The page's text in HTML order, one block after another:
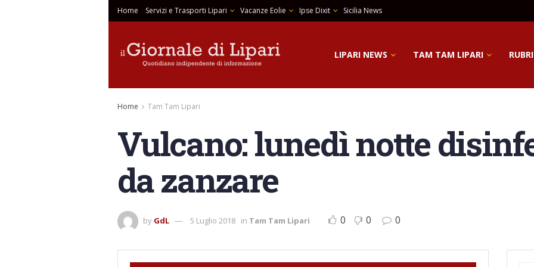
Home Servizi e Trasporti Lipari Vacanze Eolie Ipse Dixit Sicilia News
LIPARI NEWS TAM TAM LIPARI
Home Tam Tam Lipari
Vulcano: lunedì notte
da zanzare
by GdL 5 Luglio 2018 in Tam Tam Lipari 0 0 0